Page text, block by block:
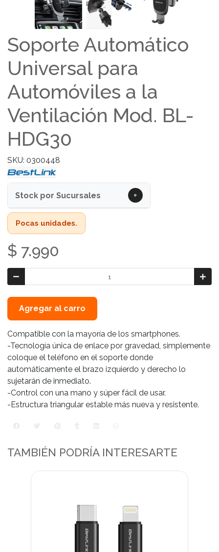
Soporte Automático
Universal para
Automóviles a la
Ventilación Mod. BL-
HDG30
SKU: 0300448
Stock por Sucursales +
Pocas unidades.
$ 7.990
Agregar al carro
Compatible con la mayoría de los smartphones.
-Tecnología única de enlace por gravedad, simplemente
coloque el teléfono en el soporte donde
automáticamente el brazo izquierdo y derecho lo
sujetarán de inmediato.
-Control con una mano y súper fácil de usar.
-Estructura triangular estable más nueva y resistente.
TAMBIÉN PODRÍA INTERESARTE